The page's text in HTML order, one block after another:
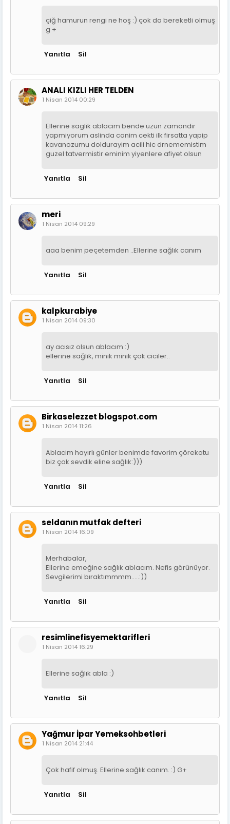
çiğ hamurun rengi ne hoş :) çok da bereketli olmuş
g +
Yanıtla Sil
ANALI KIZLI HER TELDEN
1 Nisan 2014 00:29
Ellerine saglik ablacim bende uzun zamandir
yapmiyorum aslinda canim cekti ilk firsatta yapip
kavanozumu doldurayim acili hic drnememistim
guzel tatvermistir eminim yiyenlere afiyet olsun
Yanıtla Sil
meri
1 Nisan 2014 09:29
aaa benim peçetemden ..Ellerine sağlık canım
Yanıtla Sil
kalpkurabiye
1 Nisan 2014 09:30
ay acısız olsun ablacım :)
ellerine sağlık, minik minik çok ciciler..
Yanıtla Sil
Birkaselezzet blogspot.com
1 Nisan 2014 11:26
Ablacim hayırlı günler benimde favorim çörekotu
biz çok sevdik eline sağlık:)))
Yanıtla Sil
seldanın mutfak defteri
1 Nisan 2014 16:09
Merhabalar,
Ellerine emeğine sağlık ablacım. Nefis görünüyor.
Sevgilerimi bıraktımmmm…..:))
Yanıtla Sil
resimlinefisyemektarifleri
1 Nisan 2014 16:29
Ellerine sağlık abla :)
Yanıtla Sil
Yağmur İpar Yemeksohbetleri
1 Nisan 2014 21:44
Çok hafif olmuş. Ellerine sağlık canım. :) G+
Yanıtla Sil